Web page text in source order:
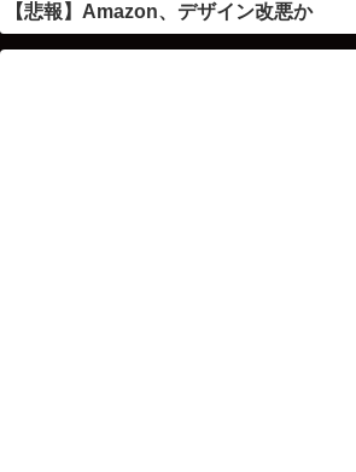
【悲報】Amazon、デザイン改悪か